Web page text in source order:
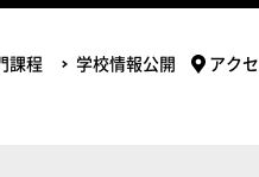
課程 学校情報公開 アク